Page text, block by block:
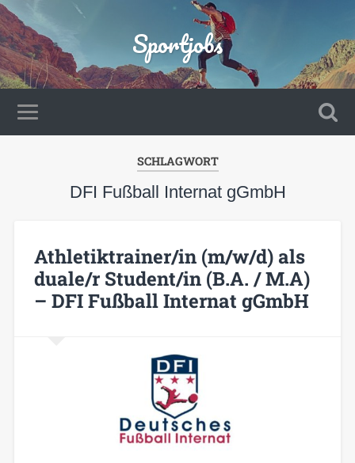
Sportjobs
SCHLAGWORT
DFI Fußball Internat gGmbH
Athletiktrainer/in (m/w/d) als
duale/r Student/in (B.A. / M.A)
– DFI Fußball Internat gGmbH